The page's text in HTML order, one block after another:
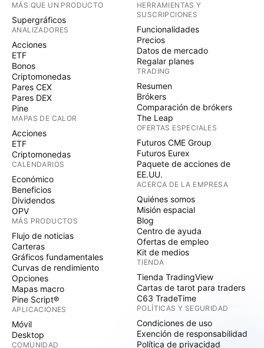
MÁS QUE UN PRODUCTO
Supergráficos
ANALIZADORES
Acciones
ETF
Bonos
Criptomonedas
Pares CEX
Pares DEX
Pine
MAPAS DE CALOR
Acciones
ETF
Criptomonedas
CALENDARIOS
Económico
Beneficios
Dividendos
OPV
MÁS PRODUCTOS
Flujo de noticias
Carteras
Gráficos fundamentales
Curvas de rendimiento
Opciones
Mapas macro
Pine Script®
APLICACIONES
Móvil
Desktop
COMUNIDAD
HERRAMIENTAS Y
SUSCRIPCIONES
Funcionalidades
Precios
Datos de mercado
Regalar planes
TRADING
Resumen
Brókers
Comparación de brókers
The Leap
OFERTAS ESPECIALES
Futuros CME Group
Futuros Eurex
Paquete de acciones de
EE.UU.
ACERCA DE LA EMPRESA
Quiénes somos
Misión espacial
Blog
Centro de ayuda
Ofertas de empleo
Kit de medios
TIENDA
Tienda TradingView
Cartas de tarot para traders
C63 TradeTime
POLÍTICAS Y SEGURIDAD
Condiciones de uso
Exención de responsabilidad
Política de privacidad